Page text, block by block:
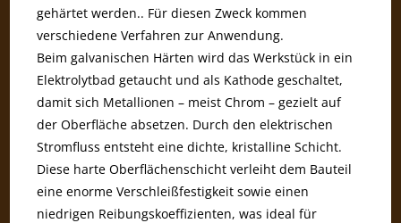
gehärtet werden.. Für diesen Zweck kommen
verschiedene Verfahren zur Anwendung.
Beim galvanischen Härten wird das Werkstück in ein
Elektrolytbad getaucht und als Kathode geschaltet,
damit sich Metallionen – meist Chrom – gezielt auf
der Oberfläche absetzen. Durch den elektrischen
Stromfluss entsteht eine dichte, kristalline Schicht.
Diese harte Oberflächenschicht verleiht dem Bauteil
eine enorme Verschleißfestigkeit sowie einen
niedrigen Reibungskoeffizienten, was ideal für